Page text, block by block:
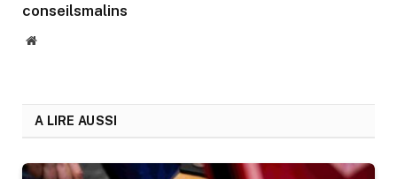
conseilsmalins
Website
A LIRE AUSSI